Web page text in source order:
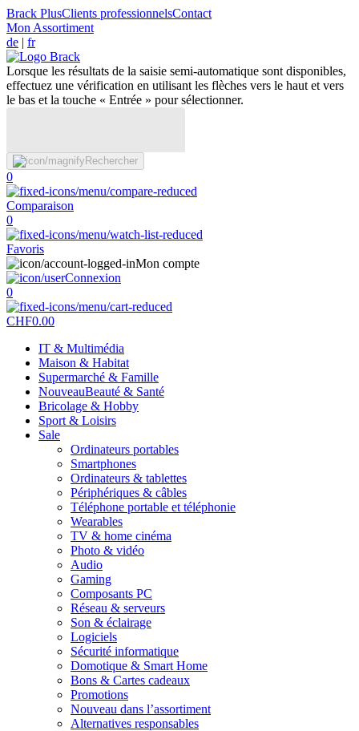
Brack PlusClients professionnelsContact
Mon Assortiment
de | fr
Lorsque les résultats de la saisie semi-automatique sont disponibles,
effectuez une vérification en utilisant les flèches vers le haut et vers
le bas et la touche « Entrée » pour sélectionner.
Rechercher
0
Comparaison
0
Favoris
Mon compte
Connexion
0
CHF0.00
IT & Multimédia
Maison & Habitat
Supermarché & Famille
NouveauBeauté & Santé
Bricolage & Hobby
Sport & Loisirs
Sale
Ordinateurs portables
Smartphones
Ordinateurs & tablettes
Périphériques & câbles
Téléphone portable et téléphonie
Wearables
TV & home cinéma
Photo & vidéo
Audio
Gaming
Composants PC
Réseau & serveurs
Son & éclairage
Logiciels
Sécurité informatique
Domotique & Smart Home
Bons & Cartes cadeaux
Promotions
Nouveau dans l’assortiment
Alternatives responsables